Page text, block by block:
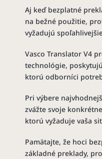
Aj keď bezplatné
na bežné použitie,
vyžadujú
Vasco Translator V4
technológie,
ktorú odborníci
Pri výbere
zvážte svoje
ktorú vyžaduje vaša
Pamätajte, že hoci
základné preklady,